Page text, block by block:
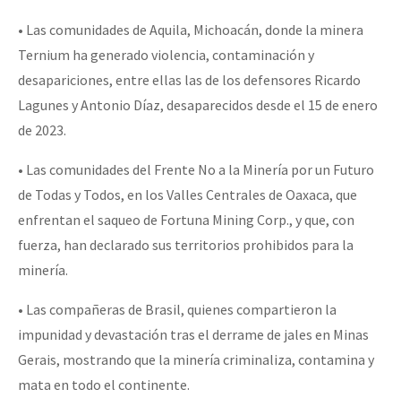
• Las comunidades de Aquila, Michoacán, donde la minera
Ternium ha generado violencia, contaminación y
desapariciones, entre ellas las de los defensores Ricardo
Lagunes y Antonio Díaz, desaparecidos desde el 15 de enero
de 2023.
• Las comunidades del Frente No a la Minería por un Futuro
de Todas y Todos, en los Valles Centrales de Oaxaca, que
enfrentan el saqueo de Fortuna Mining Corp., y que, con
fuerza, han declarado sus territorios prohibidos para la
minería.
• Las compañeras de Brasil, quienes compartieron la
impunidad y devastación tras el derrame de jales en Minas
Gerais, mostrando que la minería criminaliza, contamina y
mata en todo el continente.